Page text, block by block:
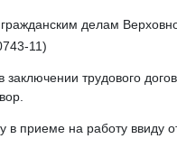
делам
11)
трудового
в приеме на работу ввиду